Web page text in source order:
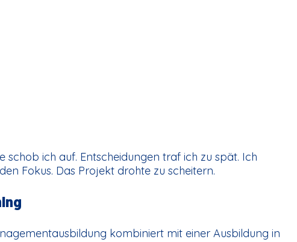
ich auf. Entscheidungen traf ich zu spät. Ich
Fokus. Das Projekt drohte zu scheitern.
kombiniert mit einer Ausbildung in